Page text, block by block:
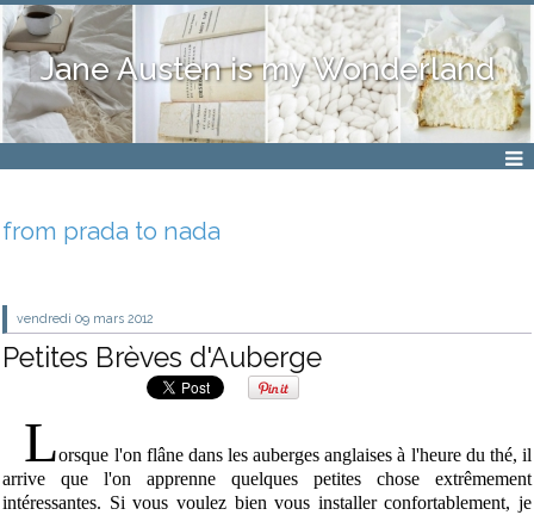
Jane Austen is my Wonderland
from prada to nada
vendredi 09 mars 2012
Petites Brèves d'Auberge
Lorsque l'on flâne dans les auberges anglaises à l'heure du thé, il
arrive que l'on apprenne quelques petites chose extrêmement
intéressantes. Si vous voulez bien vous installer confortablement, je